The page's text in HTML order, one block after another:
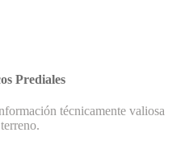
Prediales
técnicamente valiosa